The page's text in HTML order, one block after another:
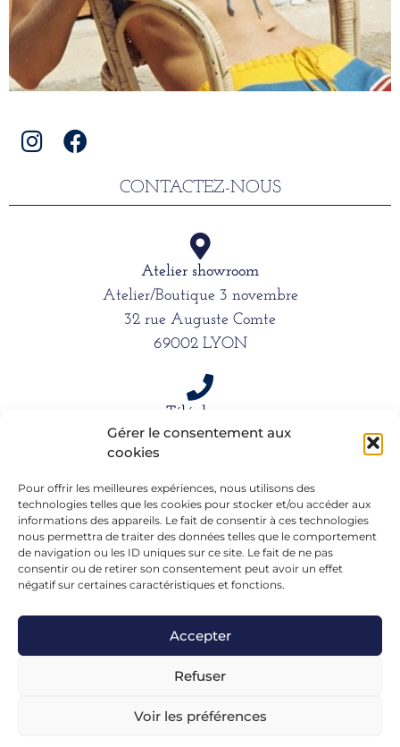
Gérer le consentement aux
cookies
Pour offrir les meilleures expériences, nous utilisons des
technologies telles que les cookies pour stocker et/ou accéder aux
informations des appareils. Le fait de consentir à ces technologies
nous permettra de traiter des données telles que le comportement
de navigation ou les ID uniques sur ce site. Le fait de ne pas
consentir ou de retirer son consentement peut avoir un effet
négatif sur certaines caractéristiques et fonctions.
Accepter
Refuser
Voir les préférences
CONTACTEZ-NOUS
Atelier showroom
Atelier/Boutique 3 novembre
32 rue Auguste Comte
69002 LYON
Téléphone
06 15 61 39 66
Mail
alexandra.dargentre@sfr.fr
Mentions légales– Réalisé en formation chez